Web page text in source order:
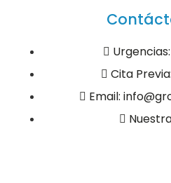
Cita
Email: